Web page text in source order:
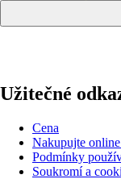
Užitečné
Cena
Nakupujte
Podmínky
Soukromí a